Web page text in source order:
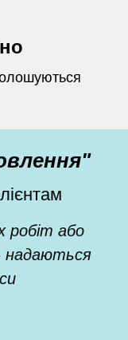
робіт або
надаються